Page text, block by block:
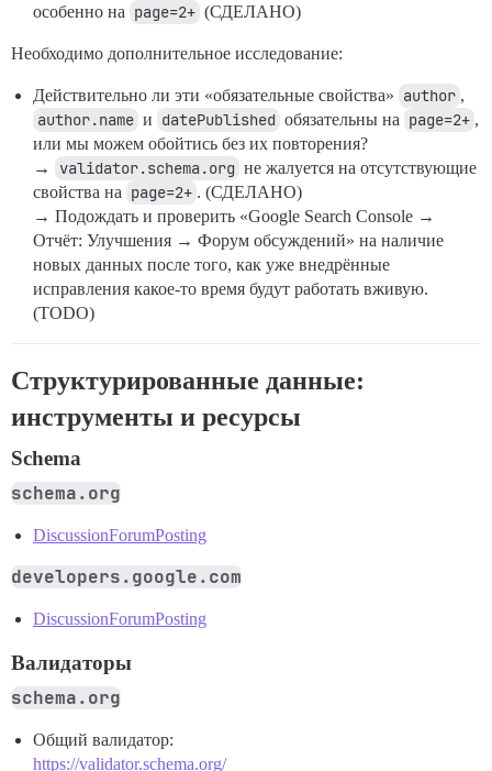
особенно на page=2+ (СДЕЛАНО)
Необходимо дополнительное исследование:
Действительно ли эти «обязательные свойства» author ,
author.name и datePublished обязательны на page=2+ ,
или мы можем обойтись без их повторения?
→
validator.schema.org не жалуется на отсутствующие
свойства на page=2+ . (СДЕЛАНО)
→ Подождать и проверить «Google Search Console →
Отчёт: Улучшения → Форум обсуждений» на наличие
новых данных после того, как уже внедрённые
исправления какое-то время будут работать вживую.
(TODO)
Структурированные данные:
инструменты и ресурсы
Schema
schema.org
DiscussionForumPosting
developers.google.com
DiscussionForumPosting
Валидаторы
schema.org
Общий валидатор:
https://validator.schema.org/